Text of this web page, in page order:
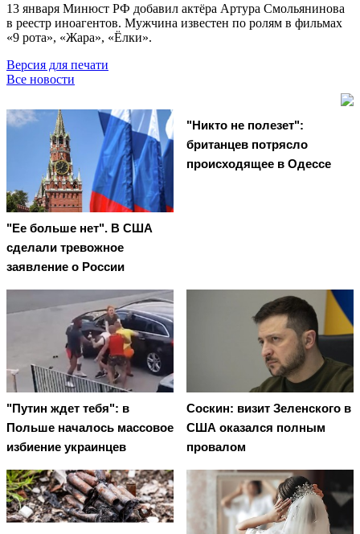
13 января Минюст РФ добавил актёра Артура Смольянинова
в реестр иноагентов. Мужчина известен по ролям в фильмах
«9 рота», «Жара», «Ёлки».
Версия для печати
Все новости
"Ее больше нет". В США
сделали тревожное
заявление о России
"Никто не полезет":
британцев потрясло
происходящее в Одессе
"Путин ждет тебя": в
Польше началось массовое
избиение украинцев
Соскин: визит Зеленского в
США оказался полным
провалом